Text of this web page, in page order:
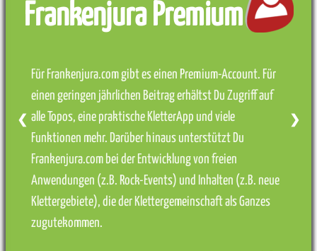
Frankenjura Premium
Für Frankenjura.com gibt es einen Premium-Account. Für
einen geringen jährlichen Beitrag erhältst Du Zugriff auf
alle Topos, eine praktische KletterApp und viele
Funktionen mehr. Darüber hinaus unterstützt Du
Frankenjura.com bei der Entwicklung von freien
Anwendungen (z.B. Rock-Events) und Inhalten (z.B. neue
Klettergebiete), die der Klettergemeinschaft als Ganzes
zugutekommen.
❮ ❯